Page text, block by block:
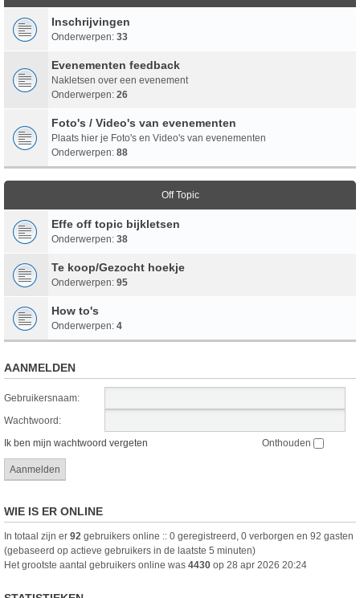
Inschrijvingen
Onderwerpen: 33
Evenementen feedback
Nakletsen over een evenement
Onderwerpen: 26
Foto's / Video's van evenementen
Plaats hier je Foto's en Video's van evenementen
Onderwerpen: 88
Off Topic
Effe off topic bijkletsen
Onderwerpen: 38
Te koop/Gezocht hoekje
Onderwerpen: 95
How to's
Onderwerpen: 4
AANMELDEN
Gebruikersnaam:
Wachtwoord:
Ik ben mijn wachtwoord vergeten
Onthouden
WIE IS ER ONLINE
In totaal zijn er 92 gebruikers online :: 0 geregistreerd, 0 verborgen en 92 gasten
(gebaseerd op actieve gebruikers in de laatste 5 minuten)
Het grootste aantal gebruikers online was 4430 op 28 apr 2026 20:24